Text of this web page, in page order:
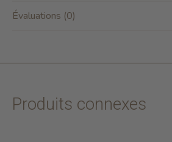
Évaluations (0)
Produits connexes